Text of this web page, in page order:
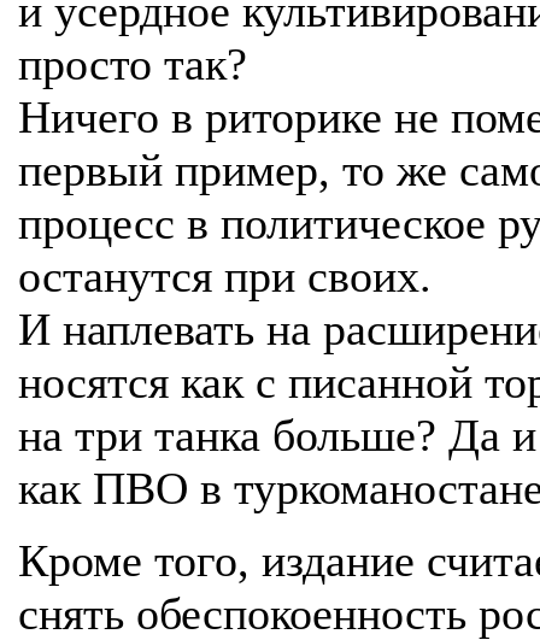
и усердное
просто так?
Ничего в риторике не
первый пример, то же
процесс в политическое
останутся при своих.
И наплевать на
носятся как с писанной
на три танка больше? Да
как ПВО в
Кроме того, издание
снять обеспокоенность